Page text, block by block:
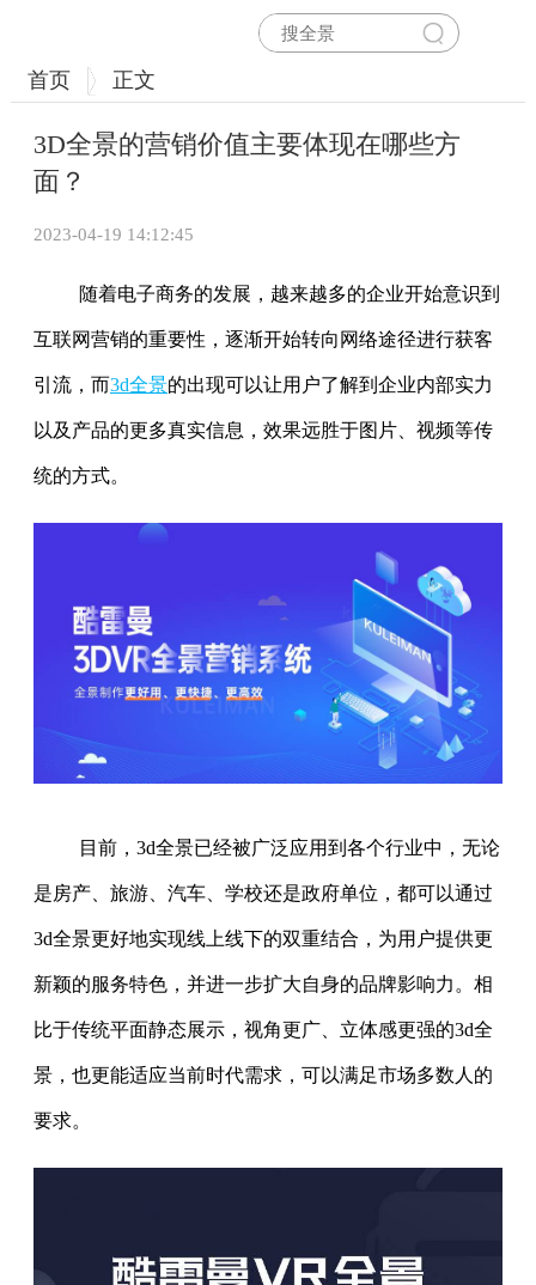
首页 正文
3D全景的营销价值主要体现在哪些方
面？
2023-04-19 14:12:45
随着电子商务的发展，越来越多的企业开始意识到
互联网营销的重要性，逐渐开始转向网络途径进行获客
引流，而3d全景的出现可以让用户了解到企业内部实力
以及产品的更多真实信息，效果远胜于图片、视频等传
统的方式。
目前，3d全景已经被广泛应用到各个行业中，无论
是房产、旅游、汽车、学校还是政府单位，都可以通过
3d全景更好地实现线上线下的双重结合，为用户提供更
新颖的服务特色，并进一步扩大自身的品牌影响力。相
比于传统平面静态展示，视角更广、立体感更强的3d全
景，也更能适应当前时代需求，可以满足市场多数人的
要求。